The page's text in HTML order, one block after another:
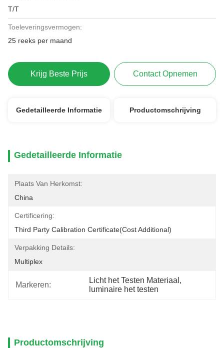
T/T
Toeleveringsvermogen:
25 reeks per maand
Krijg Beste Prijs Contact Opnemen
Gedetailleerde Informatie Productomschrijving
Gedetailleerde Informatie
Plaats Van Herkomst:
China
Certificering:
Third Party Calibration Certificate(cost Additional)
Verpakking Details:
Multiplex
Markeren:
Licht het Testen Materiaal ,
luminaire het testen
Productomschrijving